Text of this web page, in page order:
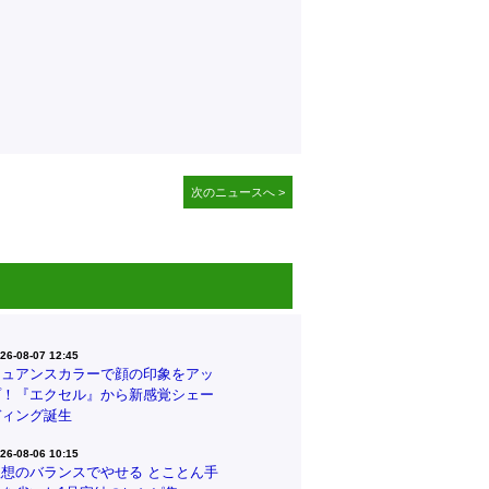
次のニュースへ >
08-07 12:45
アンスカラーで顔の印象をアッ
『エクセル』から新感覚シェー
ング誕生
08-06 10:15
のバランスでやせる とことん手